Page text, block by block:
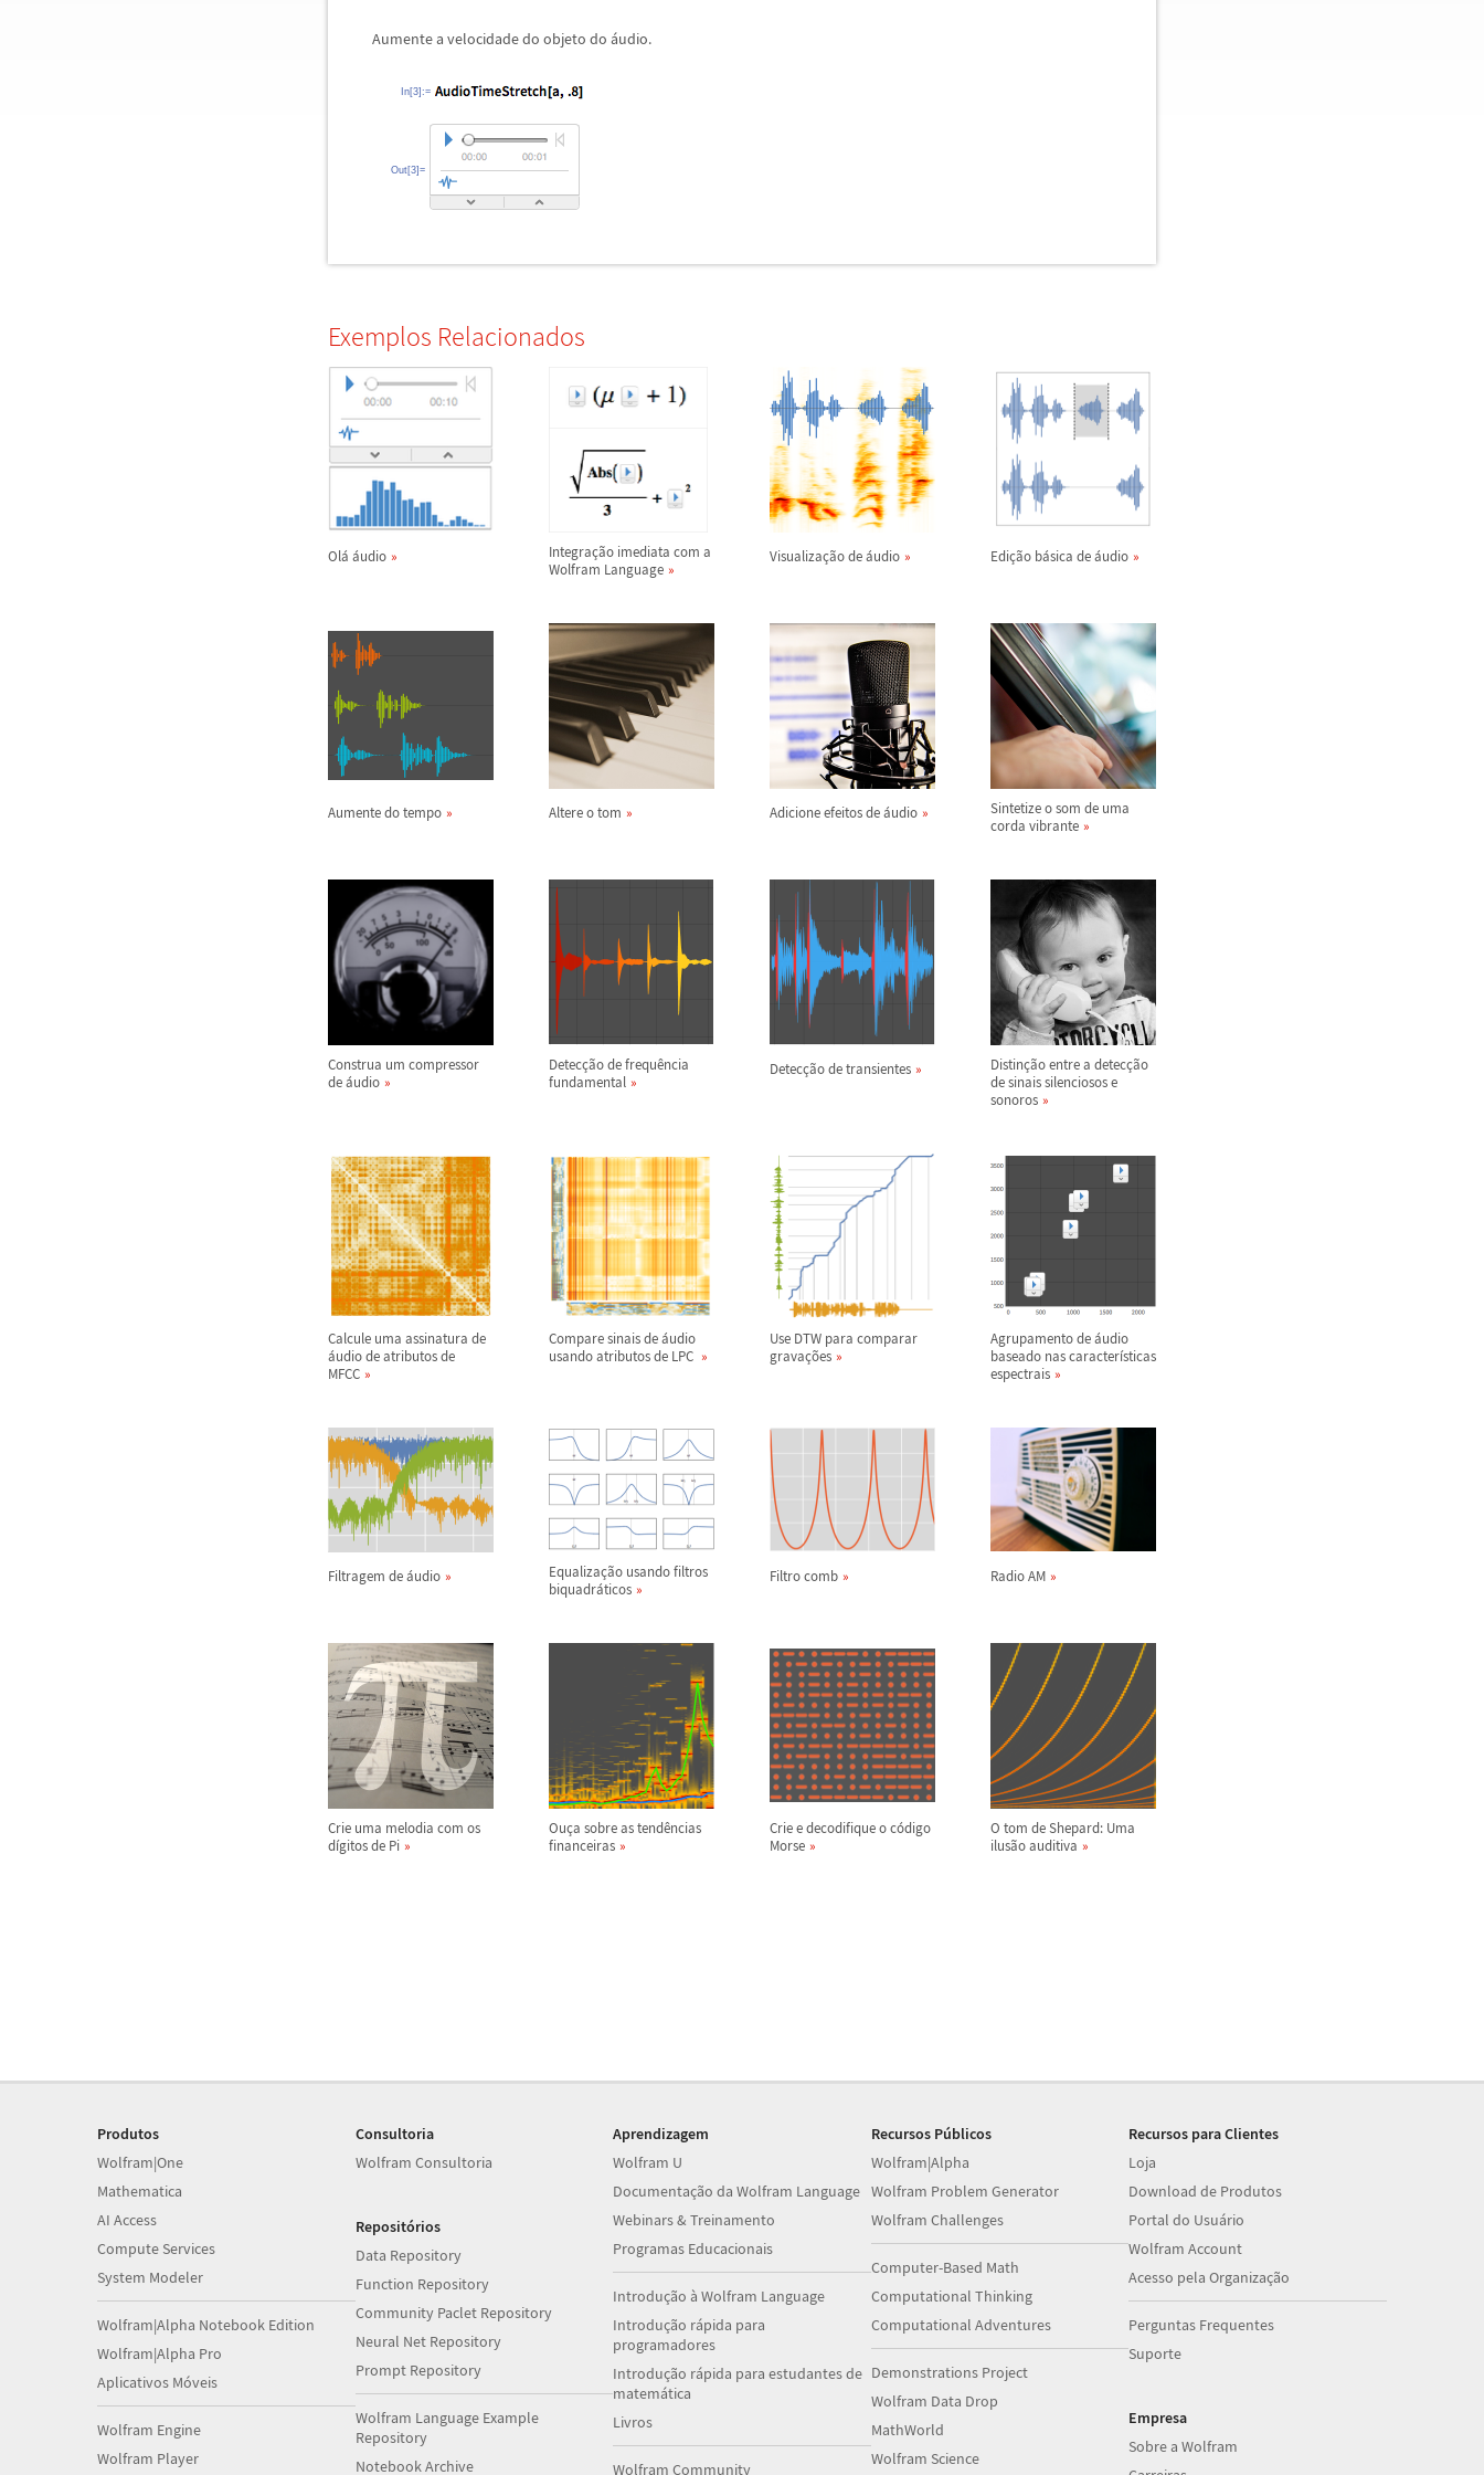
Aumente a velocidade do objeto do áudio.
In[3]:=
Out[3]=
Exemplos Relacionados
Olá áudio Integração imediata com a
Wolfram Language
Visualização deáudio Edição básica deáudio
Aumente do tempo Altere o tom Adicione efeitos deáudio
Sintetize o som de uma
corda vibrante
Construa um compressor
deáudio
Detecção de frequência
fundamental
Detecção de transientes Distinção entre a detecção
de sinais silenciosos e
sonoros
Calcule uma assinatura de
áudio de atributos de
MFCC
Compare sinais deáudio
usando atributos de LPC
Use DTW para comparar
gravações
Agrupamento deáudio
baseado nas características
espectrais
Filtragem deáudio Equalização usando filtros
biquadráticos
Filtro comb Radio AM
Crie uma melodia com os
dígitos de Pi
Ouça sobre as tendências
financeiras
Crie e decodifique o código
Morse
O tom de Shepard: Uma
ilusão auditiva
Produtos
Wolfram|One
Mathematica
AI Access
Compute Services
System Modeler
Wolfram|Alpha Notebook Edition
Wolfram|Alpha Pro
Aplicativos Móveis
Wolfram Engine
Wolfram Player
Consultoria
Wolfram Consultoria
Repositórios
Data Repository
Function Repository
Community Paclet Repository
Neural Net Repository
Prompt Repository
Wolfram Language Example
Repository
Notebook Archive
Aprendizagem
Wolfram U
Documentação da Wolfram Language
Webinars & Treinamento
Programas Educacionais
Introdução à Wolfram Language
Introdução rápida para
programadores
Introdução rápida para estudantes de
matemática
Livros
Wolfram Community
Recursos Públicos
Wolfram|Alpha
Wolfram Problem Generator
Wolfram Challenges
Computer-Based Math
Computational Thinking
Computational Adventures
Demonstrations Project
Wolfram Data Drop
MathWorld
Wolfram Science
Recursos para Clientes
Loja
Download de Produtos
Portal do Usuário
Wolfram Account
Acesso pela Organização
Perguntas Frequentes
Suporte
Empresa
Sobre a Wolfram